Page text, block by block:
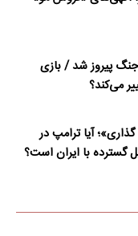
پیروز شد / بازی
می‌کند؟
آیا ترامپ در
گسترده با ایران است؟